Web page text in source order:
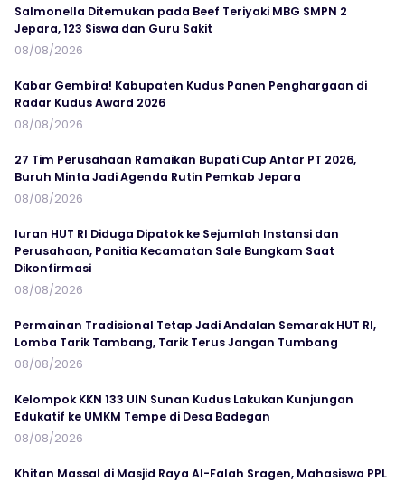
Salmonella Ditemukan pada Beef Teriyaki MBG SMPN 2
Jepara, 123 Siswa dan Guru Sakit
08/08/2026
Kabar Gembira! Kabupaten Kudus Panen Penghargaan di
Radar Kudus Award 2026
08/08/2026
27 Tim Perusahaan Ramaikan Bupati Cup Antar PT 2026,
Buruh Minta Jadi Agenda Rutin Pemkab Jepara
08/08/2026
Iuran HUT RI Diduga Dipatok ke Sejumlah Instansi dan
Perusahaan, Panitia Kecamatan Sale Bungkam Saat
Dikonfirmasi
08/08/2026
Permainan Tradisional Tetap Jadi Andalan Semarak HUT RI,
Lomba Tarik Tambang, Tarik Terus Jangan Tumbang
08/08/2026
Kelompok KKN 133 UIN Sunan Kudus Lakukan Kunjungan
Edukatif ke UMKM Tempe di Desa Badegan
08/08/2026
Khitan Massal di Masjid Raya Al-Falah Sragen, Mahasiswa PPL